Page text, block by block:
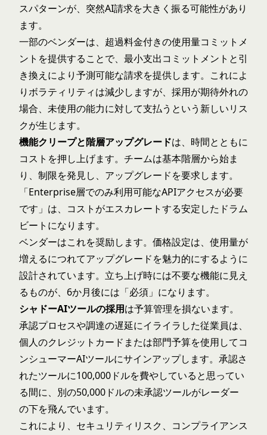
スパターンが、突然AI請求を大きく振る可能性があり
ます。
一部のベンダーは、超過料金付きの使用量コミットメ
ントを提供することで、最小支出コミットメントと引
き換えにより予測可能な請求を提供します。これによ
りボラティリティは減少しますが、採用が期待外れの
場合、未使用の能力に対して支払うという新しいリス
クが生じます。
機能クリープと階層アップグレードは、時間とともに
コストを押し上げます。チームは基本階層から始ま
り、制限を発見し、アップグレードを要求します。
「Enterprise層でのみ利用可能なAPIアクセスが必要
です」は、コストがエスカレートする安定したドラム
ビートになります。
ベンダーはこれを奨励します。価格設定は、使用量が
増えるにつれてアップグレードを魅力的にするように
設計されています。立ち上げ時には不要な機能に見え
るものが、6か月後には「必須」になります。
シャドーAIツールの採用は予算管理を損ないます。
承認プロセスや調達の遅延にイライラした従業員は、
個人のクレジットカードまたは部門予算を使用してコ
ンシューマーAIツールにサインアップします。承認さ
れたツールに100,000ドルを費やしていると思ってい
る間に、別の50,000ドルの未承認ツールがレーダー
の下を飛んでいます。
これにより、セキュリティリスク、コンプライアンス